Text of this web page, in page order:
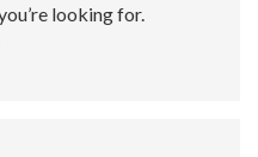
looking for.